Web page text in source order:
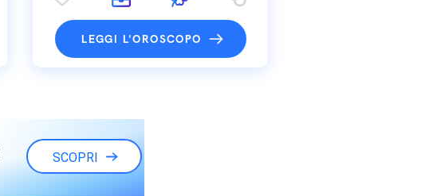
LEGGI L'OROSCOPO
SCOPRI